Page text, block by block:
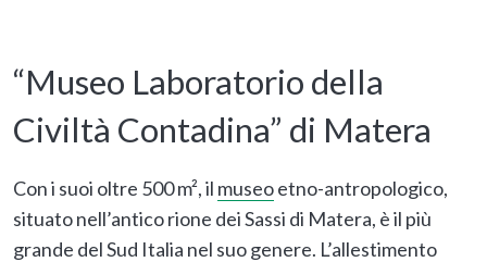
“Museo Laboratorio della
Civiltà Contadina” di Matera
Con i suoi oltre 500 m², il museoetno-antropologico,
situato nell’antico rione dei Sassi di Matera, è il più
grande del Sud Italia nel suo genere. L’allestimento